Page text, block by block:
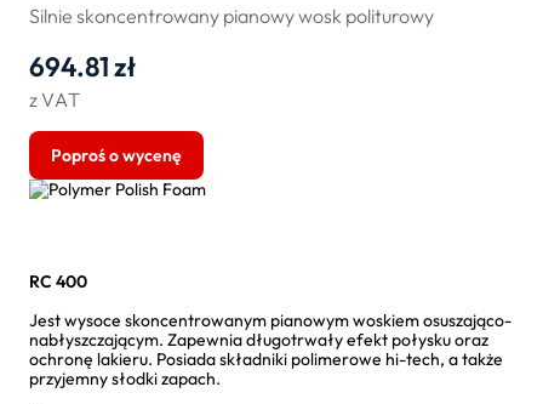
Silnie skoncentrowany pianowy wosk politurowy
694.81zł
z VAT
Poproś o wycenę
RC 400
Jest wysoce skoncentrowanym pianowym woskiem osuszająco-
nabłyszczającym. Zapewnia długotrwały efekt połysku oraz
ochronę lakieru. Posiada składniki polimerowe hi-tech, a także
przyjemny słodki zapach.